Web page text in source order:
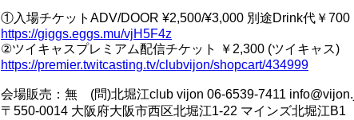
①入場チケットADV/DOOR ¥2,500/¥3,000 別途Drink代￥700
https://giggs.eggs.mu/vjH5F4z
②ツイキャスプレミアム配信チケット ￥2,300 (ツイキャス)
https://premier.twitcasting.tv/clubvijon/shopcart/434999
会場販売：無 (問)北堀江club vijon 06-6539-7411
〒550-0014 大阪府大阪市西区北堀江1-22 マインズ北堀江B1